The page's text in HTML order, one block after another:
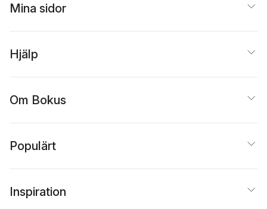
Mina sidor
Hjälp
Om Bokus
Populärt
Inspiration